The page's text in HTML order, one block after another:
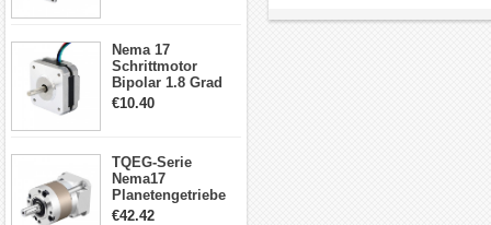
Nema 17
Schrittmotor
Bipolar 1.8 Grad
8.7Ncm 1A 3.5V 4
€10.40
TQEG-Serie
Nema17
Planetengetriebe
10:1 Spiel 15Arc-
€42.42